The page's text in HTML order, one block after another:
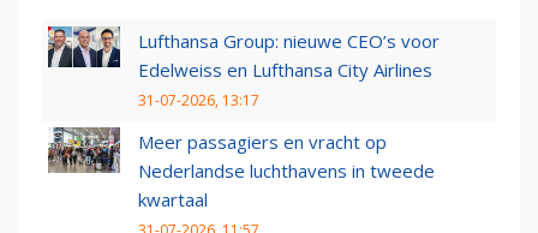
Lufthansa Group: nieuwe CEO’s voor
Edelweiss en Lufthansa City Airlines
31-07-2026, 13:17
Meer passagiers en vracht op
Nederlandse luchthavens in tweede
kwartaal